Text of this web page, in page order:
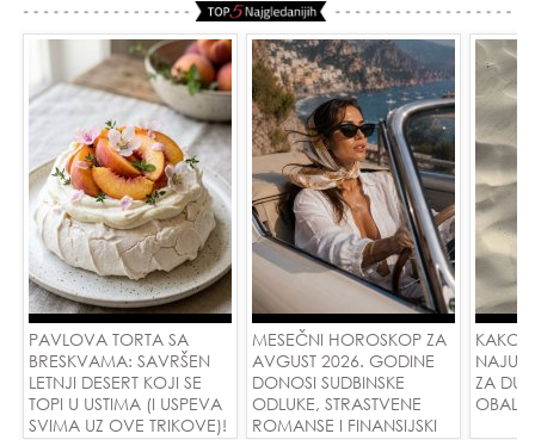
PAVLOVA TORTA SA
BRESKVAMA: SAVRŠEN
LETNJI DESERT KOJI SE
TOPI U USTIMA (I USPEVA
SVIMA UZ OVE TRIKOVE)!
MESEČNI HOROSKOP ZA
AVGUST 2026. GODINE
DONOSI SUDBINSKE
ODLUKE, STRASTVENE
ROMANSE I FINANSIJSKI
KAKO
ZA